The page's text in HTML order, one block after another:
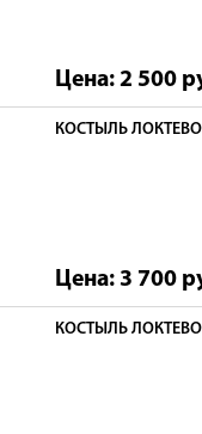
Цена: 2 500
КОСТЫЛЬ
Цена: 3 700
КОСТЫЛЬ